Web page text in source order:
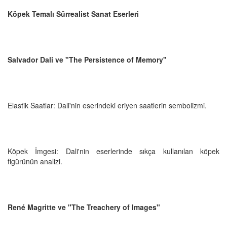
Köpek Temalı Sürrealist Sanat Eserleri
Salvador Dali ve "The Persistence of Memory"
Elastik Saatlar: Dali'nin eserindeki eriyen saatlerin sembolizmi.
Köpek İmgesi: Dali'nin eserlerinde sıkça kullanılan köpek
figürünün analizi.
René Magritte ve "The Treachery of Images"